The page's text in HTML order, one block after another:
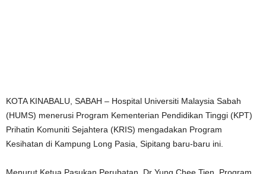
KOTA KINABALU, SABAH – Hospital Universiti Malaysia Sabah
(HUMS) menerusi Program Kementerian Pendidikan Tinggi (KPT)
Prihatin Komuniti Sejahtera (KRIS) mengadakan Program
Kesihatan di Kampung Long Pasia, Sipitang baru-baru ini.